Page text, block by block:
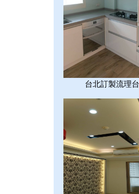
台北訂製流理台